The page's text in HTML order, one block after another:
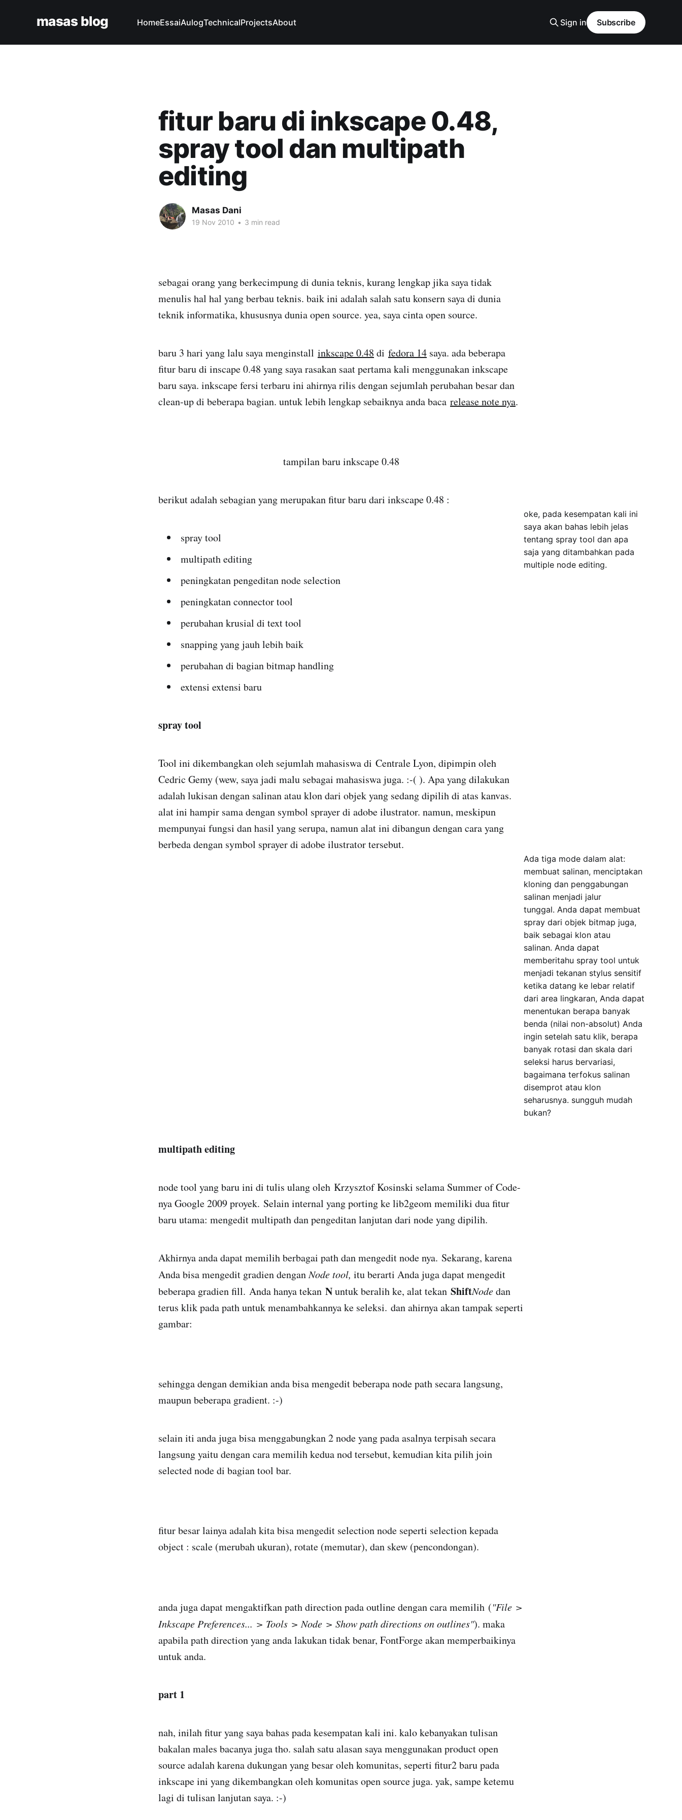
masas blog HomeEssaiAulogTechnicalProjectsAbout Sign in Subscribe
fitur baru di inkscape 0.48,
spray tool dan multipath
editing
Masas Dani
19 Nov 2010 • 3 min read
sebagai orang yang berkecimpung di dunia teknis, kurang lengkap jika saya tidak
menulis hal hal yang berbau teknis. baik ini adalah salah satu konsern saya di dunia
teknik informatika, khususnya dunia open source. yea, saya cinta open source.
baru 3 hari yang lalu saya menginstall inkscape 0.48 di fedora 14 saya. ada beberapa
fitur baru di inscape 0.48 yang saya rasakan saat pertama kali menggunakan inkscape
baru saya. inkscape fersi terbaru ini ahirnya rilis dengan sejumlah perubahan besar dan
clean-up di beberapa bagian. untuk lebih lengkap sebaiknya anda baca release note nya.
tampilan baru inkscape 0.48
berikut adalah sebagian yang merupakan fitur baru dari inkscape 0.48 :
spray tool
multipath editing
peningkatan pengeditan node selection
peningkatan connector tool
perubahan krusial di text tool
snapping yang jauh lebih baik
perubahan di bagian bitmap handling
extensi extensi baru
oke, pada kesempatan kali ini
saya akan bahas lebih jelas
tentang spray tool dan apa
saja yang ditambahkan pada
multiple node editing.
spray tool
Tool ini dikembangkan oleh sejumlah mahasiswa di Centrale Lyon, dipimpin oleh
Cedric Gemy (wew, saya jadi malu sebagai mahasiswa juga. :-( ). Apa yang dilakukan
adalah lukisan dengan salinan atau klon dari objek yang sedang dipilih di atas kanvas.
alat ini hampir sama dengan symbol sprayer di adobe ilustrator. namun, meskipun
mempunyai fungsi dan hasil yang serupa, namun alat ini dibangun dengan cara yang
berbeda dengan symbol sprayer di adobe ilustrator tersebut.
Ada tiga mode dalam alat:
membuat salinan, menciptakan
kloning dan penggabungan
salinan menjadi jalur
tunggal. Anda dapat membuat
spray dari objek bitmap juga,
baik sebagai klon atau
salinan. Anda dapat
memberitahu spray tool untuk
menjadi tekanan stylus sensitif
ketika datang ke lebar relatif
dari area lingkaran, Anda dapat
menentukan berapa banyak
benda (nilai non-absolut) Anda
ingin setelah satu klik, berapa
banyak rotasi dan skala dari
seleksi harus bervariasi,
bagaimana terfokus salinan
disemprot atau klon
seharusnya. sungguh mudah
bukan?
multipath editing
node tool yang baru ini di tulis ulang oleh Krzysztof Kosinski selama Summer of Code-
nya Google 2009 proyek. Selain internal yang porting ke lib2geom memiliki dua fitur
baru utama: mengedit multipath dan pengeditan lanjutan dari node yang dipilih.
Akhirnya anda dapat memilih berbagai path dan mengedit node nya. Sekarang, karena
Anda bisa mengedit gradien denganNode tool, itu berarti Anda juga dapat mengedit
beberapa gradien fill. Anda hanya tekan Nuntuk beralih ke, alat tekan ShiftNodedan
terus klik pada path untuk menambahkannya ke seleksi. dan ahirnya akan tampak seperti
gambar:
sehingga dengan demikian anda bisa mengedit beberapa node path secara langsung,
maupun beberapa gradient. :-)
selain iti anda juga bisa menggabungkan 2 node yang pada asalnya terpisah secara
langsung yaitu dengan cara memilih kedua nod tersebut, kemudian kita pilih join
selected node di bagian tool bar.
fitur besar lainya adalah kita bisa mengedit selection node seperti selection kepada
object : scale (merubah ukuran), rotate (memutar), dan skew (pencondongan).
anda juga dapat mengaktifkan path direction pada outline dengan cara memilih ("File >
Inkscape Preferences... > Tools > Node > Show path directions on outlines"). maka
apabila path direction yang anda lakukan tidak benar, FontForge akan memperbaikinya
untuk anda.
part 1
nah, inilah fitur yang saya bahas pada kesempatan kali ini. kalo kebanyakan tulisan
bakalan males bacanya juga tho. salah satu alasan saya menggunakan product open
source adalah karena dukungan yang besar oleh komunitas, seperti fitur2 baru pada
inkscape ini yang dikembangkan oleh komunitas open source juga. yak, sampe ketemu
lagi di tulisan lanjutan saya. :-)